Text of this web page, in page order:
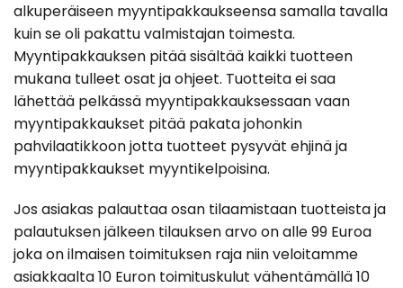
alkuperäiseen myyntipakkaukseensa samalla tavalla
kuin se oli pakattu valmistajan toimesta.
Myyntipakkauksen pitää sisältää kaikki tuotteen
mukana tulleet osat ja ohjeet. Tuotteita ei saa
lähettää pelkässä myyntipakkauksessaan vaan
myyntipakkaukset pitää pakata johonkin
pahvilaatikkoon jotta tuotteet pysyvät ehjinä ja
myyntipakkaukset myyntikelpoisina.
Jos asiakas palauttaa osan tilaamistaan tuotteista ja
palautuksen jälkeen tilauksen arvo on alle 99 Euroa
joka on ilmaisen toimituksen raja niin veloitamme
asiakkaalta 10 Euron toimituskulut vähentämällä 10